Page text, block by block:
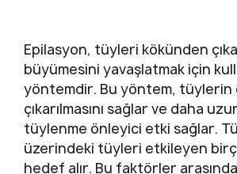
Epilasyon, tüyleri kökünden
büyümesini yavaşlatmak için
yöntemdir. Bu yöntem,
çıkarılmasını sağlar ve daha
tüylenme önleyici etki sağlar.
üzerindeki tüyleri etkileyen
hedef alır. Bu faktörler